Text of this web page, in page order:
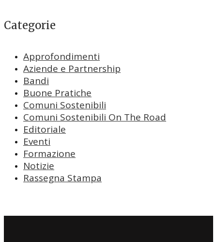
Categorie
Approfondimenti
Aziende e Partnership
Bandi
Buone Pratiche
Comuni Sostenibili
Comuni Sostenibili On The Road
Editoriale
Eventi
Formazione
Notizie
Rassegna Stampa